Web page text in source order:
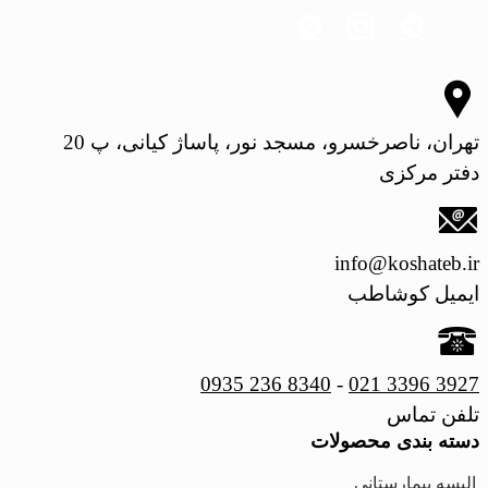
تهران، ناصرخسرو، مسجد نور، پاساژ کیانی، پ 20
دفتر مرکزی
info@koshateb.ir
ایمیل کوشاطب
021 3396 3927
-
0935 236 8340
تلفن تماس
دسته بندی محصولات
البسه بیمارستانی